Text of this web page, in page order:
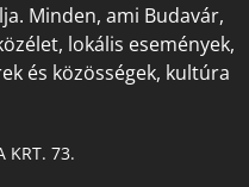
Minden, ami Budavár,
lokális események,
és közösségek, kultúra
KRT. 73.